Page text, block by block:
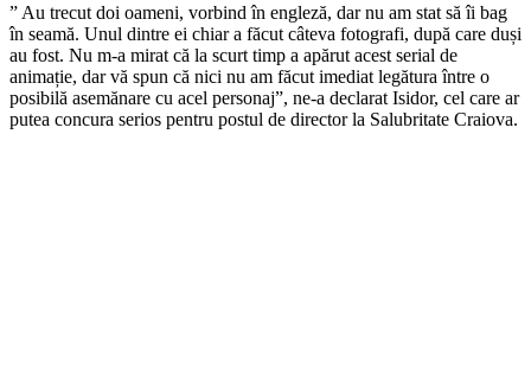
” Au trecut doi oameni, vorbind în engleză, dar nu am stat să îi bag
în seamă. Unul dintre ei chiar a făcut câteva fotografi, după care duși
au fost. Nu m-a mirat că la scurt timp a apărut acest serial de
animație, dar vă spun că nici nu am făcut imediat legătura între o
posibilă asemănare cu acel personaj”, ne-a declarat Isidor, cel care ar
putea concura serios pentru postul de director la Salubritate Craiova.